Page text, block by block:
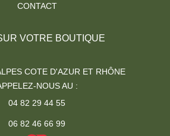
CONTACT
VOTRE BOUTIQUE
COTE D'AZUR ET RHÔNE
NOUS AU :
04 82 29 44 55
06 82 46 66 99